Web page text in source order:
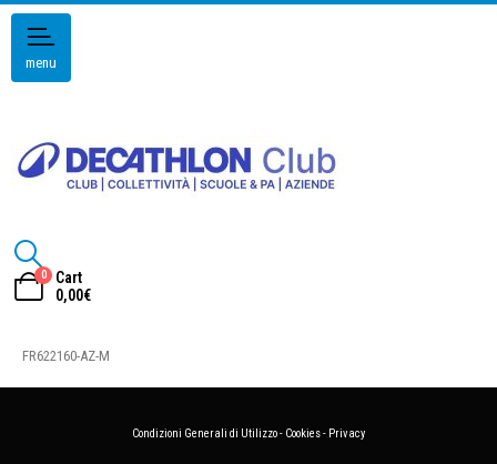
menu
0
Cart
0,00€
FR622160-AZ-M
Condizioni Generali di Utilizzo- Cookies- Privacy